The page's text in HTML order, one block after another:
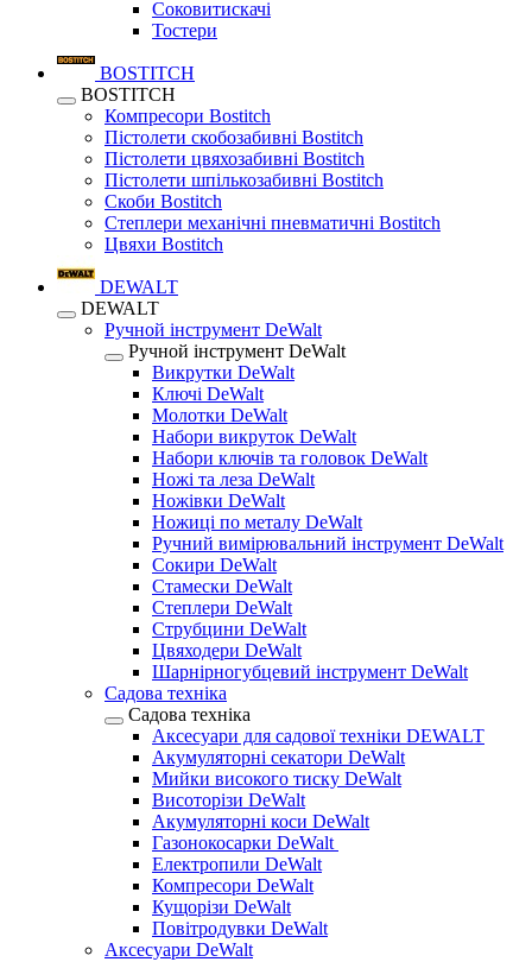
Соковитискачі
Тостери
BOSTITCH
BOSTITCH
Компресори Bostitch
Пістолети скобозабивні Bostitch
Пістолети цвяхозабивні Bostitch
Пістолети шпількозабивні Bostitch
Скоби Bostitch
Степлери механічні пневматичні Bostitch
Цвяхи Bostitch
DEWALT
DEWALT
Ручной інструмент DeWalt
Ручной інструмент DeWalt
Викрутки DeWalt
Ключі DeWalt
Молотки DeWalt
Набори викруток DeWalt
Набори ключів та головок DeWalt
Ножі та леза DeWalt
Ножівки DeWalt
Ножиці по металу DeWalt
Ручний вимірювальний інструмент DeWalt
Сокири DeWalt
Стамески DeWalt
Степлери DeWalt
Струбцини DeWalt
Цвяходери DeWalt
Шарнірногубцевий інструмент DeWalt
Садова техніка
Садова техніка
Аксесуари для садової техніки DEWALT
Акумуляторні секатори DeWalt
Мийки високого тиску DeWalt
Висоторізи DeWalt
Акумуляторні коси DeWalt
Газонокосарки DeWalt
Електропили DeWalt
Компресори DeWalt
Кущорізи DeWalt
Повітродувки DeWalt
Аксесуари DeWalt